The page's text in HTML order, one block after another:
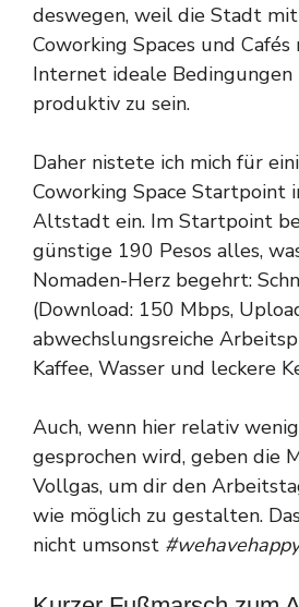
deswegen, weil die Stadt
Coworking Spaces und
Internet ideale
produktiv zu sein.
Daher nistete ich mich für
Coworking Space Startpoint
Altstadt ein. Im Startpoint
günstige 190 Pesos alles,
Nomaden-Herz begehrt:
(Download: 150 Mbps,
abwechslungsreiche
Kaffee, Wasser und leckere
Auch, wenn hier relativ
gesprochen wird, geben die
Vollgas, um dir den
wie möglich zu gestalten.
nicht umsonst